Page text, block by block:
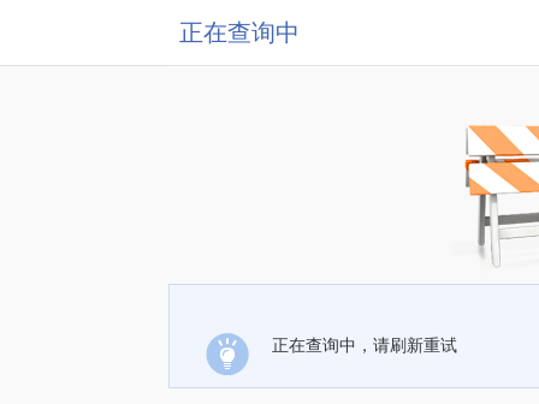
正在查询中
正在查询中，请刷新重试